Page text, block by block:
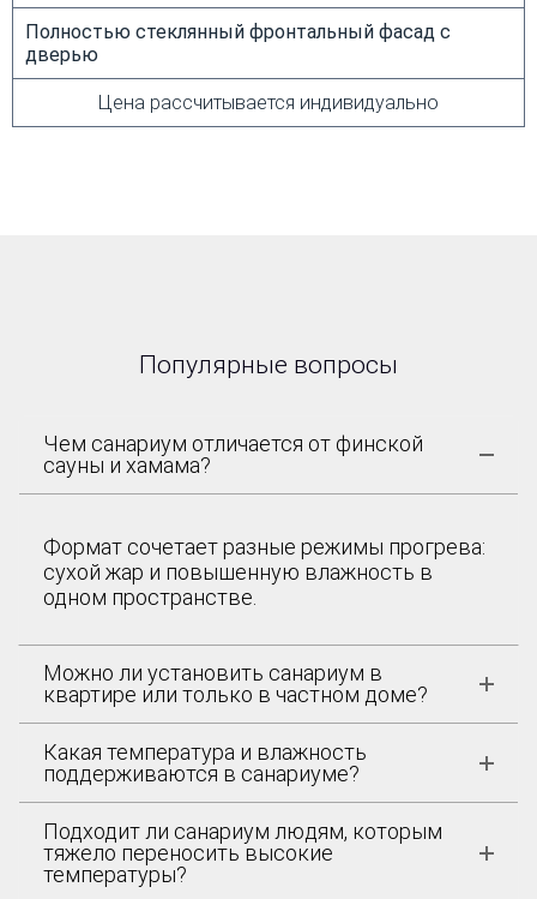
Полностью стеклянный фронтальный фасад с
дверью
Цена рассчитывается индивидуально
Популярные вопросы
Чем санариум отличается от финской
сауны и хамама?
Формат сочетает разные режимы прогрева:
сухой жар и повышенную влажность в
одном пространстве.
Можно ли установить санариум в
квартире или только в частном доме?
Какая температура и влажность
поддерживаются в санариуме?
Подходит ли санариум людям, которым
тяжело переносить высокие
температуры?